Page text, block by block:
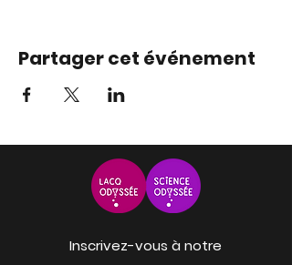
Partager cet événement
Inscrivez-vous à notre